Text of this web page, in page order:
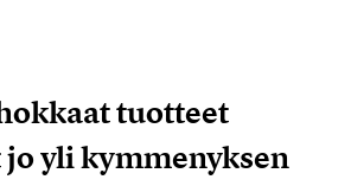
tuotteet
yli kymmenyksen